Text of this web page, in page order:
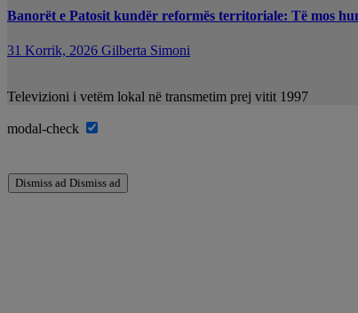
Banorët e Patosit kundër reformës territoriale: Të mos
31 Korrik, 2026 Gilberta Simoni
Televizioni i vetëm lokal në transmetim prej vitit 1997
modal-check
Dismiss ad Dismiss ad